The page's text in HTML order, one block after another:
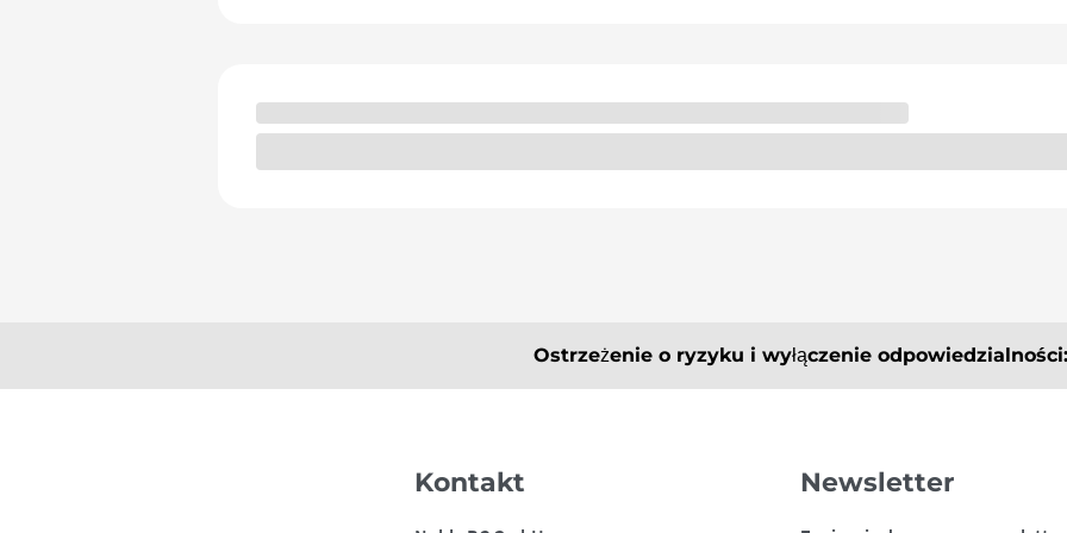
Ostrzeżenie o ryzyku i wyłączenie odpowiedzialności:
Zakup surowców wiąże się z ryzykiem, które może prowadzić do całkowitej utraty
fachowego doradztwa inwestycyjnego dostosowanego do indywidualnych potrzeb. Nie
Kontakt Newsletter